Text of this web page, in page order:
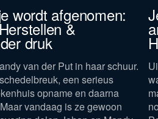
wordt afgenomen:
&
druk
van der Put in haar schuur.
een serieus
opname en daarna
vandaag is ze gewoon